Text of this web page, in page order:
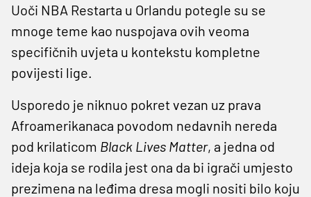
Uoči NBA Restarta u Orlandu potegle su se
mnoge teme kao nuspojava ovih veoma
specifičnih uvjeta u kontekstu kompletne
povijesti lige.
Usporedo je niknuo pokret vezan uz prava
Afroamerikanaca povodom nedavnih nereda
pod krilaticom Black Lives Matter, a jedna od
ideja koja se rodila jest ona da bi igrači umjesto
prezimena na leđima dresa mogli nositi bilo koju